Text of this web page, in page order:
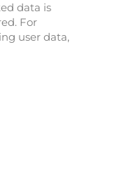
data is
For
user data,